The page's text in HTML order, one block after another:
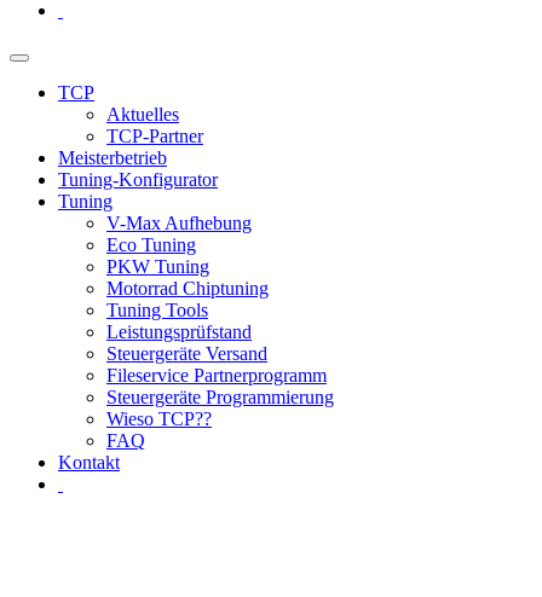
TCP
Aktuelles
TCP-Partner
Meisterbetrieb
Tuning-Konfigurator
Tuning
V-Max Aufhebung
Eco Tuning
PKW Tuning
Motorrad Chiptuning
Tuning Tools
Leistungsprüfstand
Steuergeräte Versand
Fileservice Partnerprogramm
Steuergeräte Programmierung
Wieso TCP??
FAQ
Kontakt